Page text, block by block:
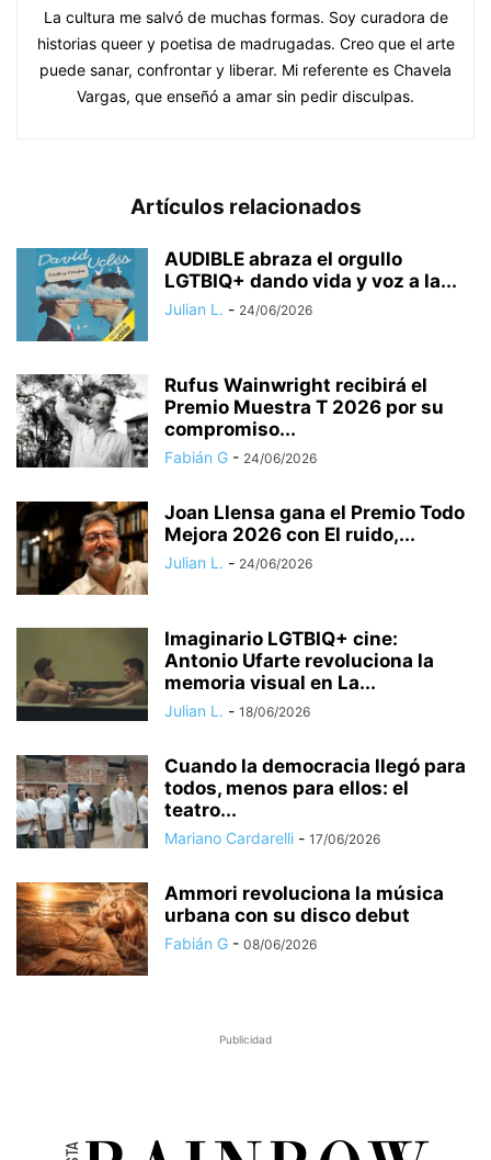
La cultura me salvó de muchas formas. Soy curadora de
historias queer y poetisa de madrugadas. Creo que el arte
puede sanar, confrontar y liberar. Mi referente es Chavela
Vargas, que enseñó a amar sin pedir disculpas.
Artículos relacionados
AUDIBLE abraza el orgullo
LGTBIQ+ dando vida y voz a la...
Julian L. - 24/06/2026
Rufus Wainwright recibirá el
Premio Muestra T 2026 por su
compromiso...
Fabián G - 24/06/2026
Joan Llensa gana el Premio Todo
Mejora 2026 con El ruido,...
Julian L. - 24/06/2026
Imaginario LGTBIQ+ cine:
Antonio Ufarte revoluciona la
memoria visual en La...
Julian L. - 18/06/2026
Cuando la democracia llegó para
todos, menos para ellos: el
teatro...
Mariano Cardarelli - 17/06/2026
​Ammori revoluciona la música
urbana con su disco debut
Fabián G - 08/06/2026
Publicidad